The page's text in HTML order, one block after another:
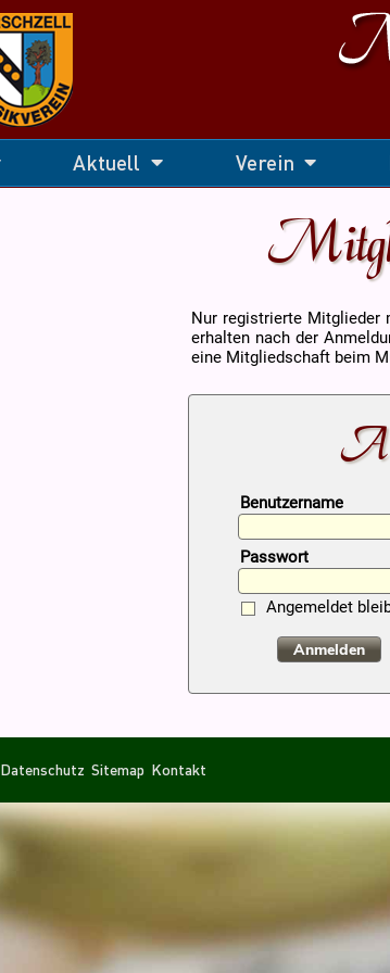
Aktuell Verein
Nur registrierte Mitglieder
erhalten nach der
eine Mitgliedschaft beim
Benutzername
Passwort
Angemeldet
Anmelden
Datenschutz Navigation
überspringen
Sitemap Kontakt